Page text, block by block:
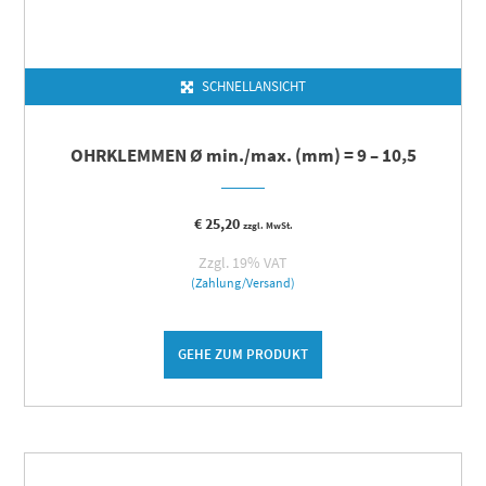
SCHNELLANSICHT
OHRKLEMMEN Ø min./max. (mm) = 9 – 10,5
€25,20 zzgl. MwSt.
Zzgl. 19% VAT
(Zahlung/Versand)
GEHE ZUM PRODUKT